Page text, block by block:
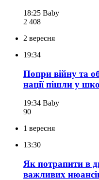
18:25 Baby
2 408
2 вересня
19:34
Попри війну та
нації пішли у
19:34 Baby
90
1 вересня
13:30
Як потрапити в
важливих